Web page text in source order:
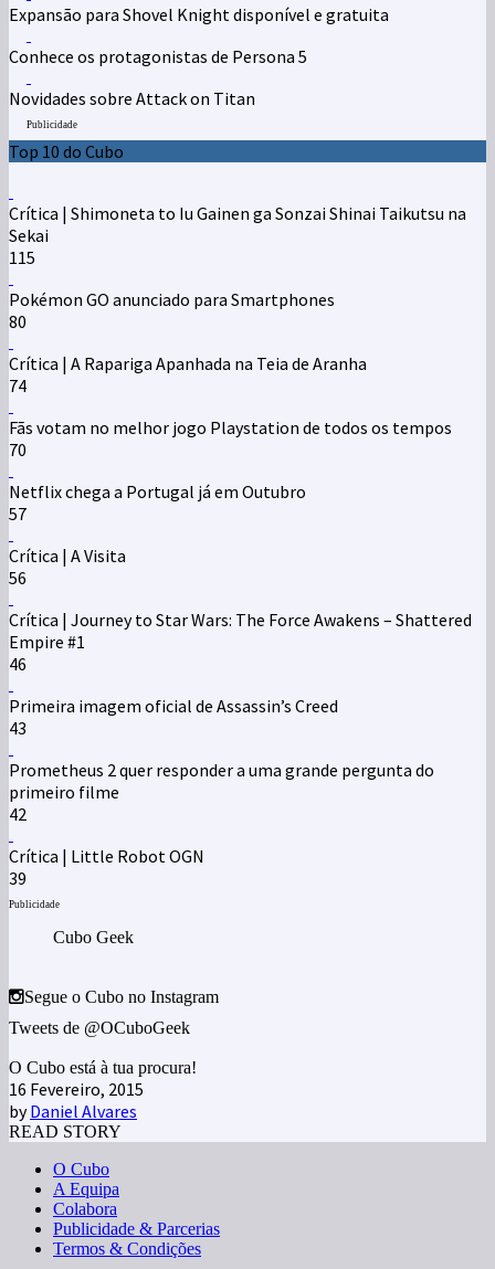
Expansão para Shovel Knight disponível e gratuita
Conhece os protagonistas de Persona 5
Novidades sobre Attack on Titan
Publicidade
Top 10 do Cubo
Crítica | Shimoneta to Iu Gainen ga Sonzai Shinai Taikutsu na
Sekai
115
Pokémon GO anunciado para Smartphones
80
Crítica | A Rapariga Apanhada na Teia de Aranha
74
Fãs votam no melhor jogo Playstation de todos os tempos
70
Netflix chega a Portugal já em Outubro
57
Crítica | A Visita
56
Crítica | Journey to Star Wars: The Force Awakens – Shattered
Empire #1
46
Primeira imagem oficial de Assassin’s Creed
43
Prometheus 2 quer responder a uma grande pergunta do
primeiro filme
42
Crítica | Little Robot OGN
39
Publicidade
Cubo Geek
Segue o Cubo no Instagram
Tweets de @OCuboGeek
O Cubo está à tua procura!
16 Fevereiro, 2015
byDaniel Alvares
READ STORY
O Cubo
A Equipa
Colabora
Publicidade & Parcerias
Termos & Condições